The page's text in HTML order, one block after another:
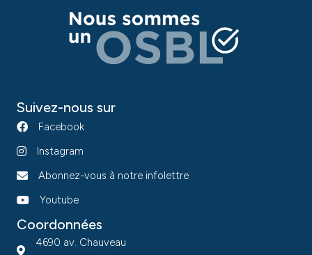
Suivez-nous sur
Facebook
Instagram
Abonnez-vous à notre infolettre
Youtube
Coordonnées
4690 av. Chauveau